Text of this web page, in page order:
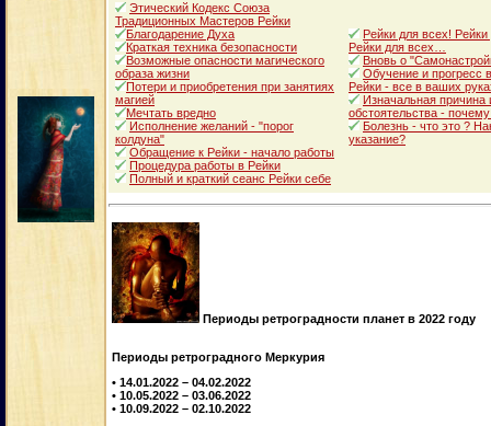
Этический Кодекс Союза
Традиционных Мастеров Рейки
Благодарение Духа
Краткая техника безопасности
Возможные опасности магического
образа жизни
Потери и приобретения при занятиях
магией
Мечтать вредно
Исполнение желаний - "порог
колдуна"
Обращение к Рейки - начало работы
Процедура работы в Рейки
Полный и краткий сеанс Рейки себе
Рейки для всех!
Рейки для всех…
Вновь о
Обучение и прогресс
Рейки - все в ваших
Изначальная
обстоятельства -
Болезнь - что это ?
указание?
Периоды ретроградности планет в 2022 году
Периоды ретроградного Меркурия
• 14.01.2022 – 04.02.2022
• 10.05.2022 – 03.06.2022
• 10.09.2022 – 02.10.2022